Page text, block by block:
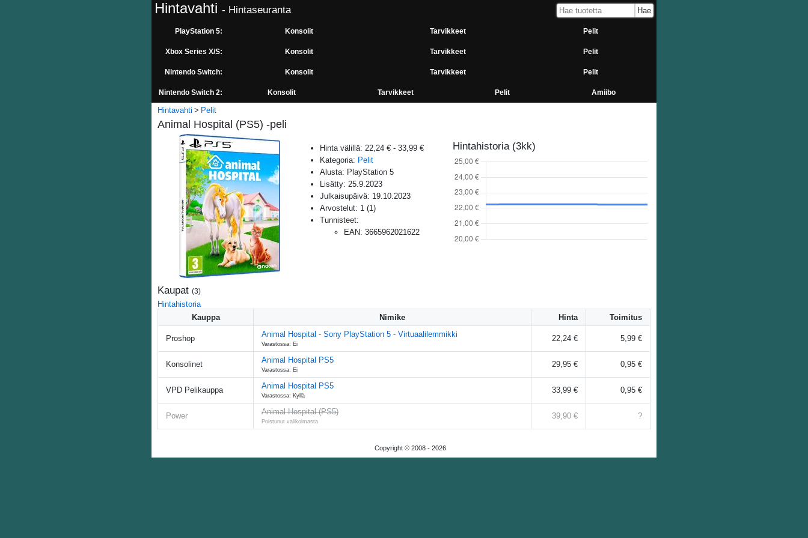
Hintavahti - Hintaseuranta
PlayStation 5: Konsolit Tarvikkeet Pelit
Xbox Series X/S: Konsolit Tarvikkeet Pelit
Nintendo Switch: Konsolit Tarvikkeet Pelit
Nintendo Switch 2: Konsolit Tarvikkeet Pelit Amiibo
Hintavahti Pelit
Animal Hospital (PS5) -peli
Hinta välillä: 22,24 € - 33,99 €
Kategoria: Pelit
Alusta: PlayStation 5
Lisätty: 25.9.2023
Julkaisupäivä: 19.10.2023
Arvostelut: 1 (1 )
Tunnisteet:
EAN: 3665962021622
Hintahistoria (3kk)
Kaupat (3)
Hintahistoria
Kauppa
Nimike Hinta Toimitus
Proshop Animal Hospital - Sony PlayStation 5 - Virtuaalilemmikki
Varastossa: Ei
22,24 € 5,99 €
Konsolinet Animal Hospital PS5
Varastossa: Ei
29,95 € 0,95 €
VPD Pelikauppa Animal Hospital PS5
Varastossa: Kyllä
33,99 € 0,95 €
Power Animal Hospital (PS5)
Poistunut valikoimasta
39,90 € ?
Copyright © 2008 - 2026